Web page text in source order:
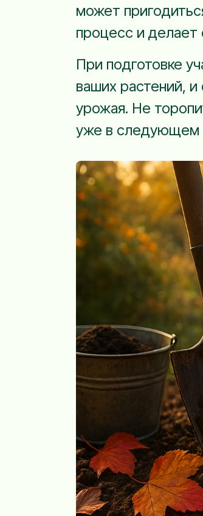
может
процесс и делает
При подготовке
ваших растений, и
урожая. Не
уже в следующем